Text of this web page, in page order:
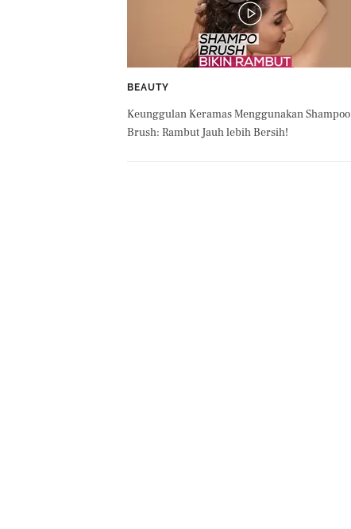
BEAUTY
Keunggulan Keramas Menggunakan Shampoo
Brush: Rambut Jauh lebih Bersih!